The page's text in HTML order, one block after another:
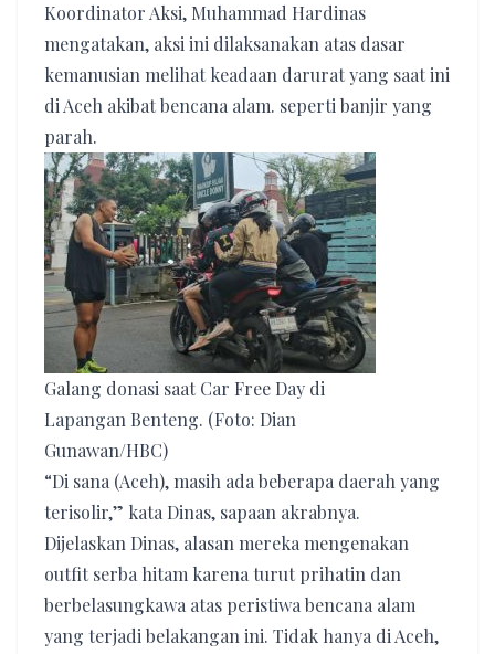
Koordinator Aksi, Muhammad Hardinas
mengatakan, aksi ini dilaksanakan atas dasar
kemanusian melihat keadaan darurat yang saat ini
di Aceh akibat bencana alam. seperti banjir yang
parah.
Galang donasi saat Car Free Day di
Lapangan Benteng. (Foto: Dian
Gunawan/HBC)
“Di sana (Aceh), masih ada beberapa daerah yang
terisolir,” kata Dinas, sapaan akrabnya.
Dijelaskan Dinas, alasan mereka mengenakan
outfit serba hitam karena turut prihatin dan
berbelasungkawa atas peristiwa bencana alam
yang terjadi belakangan ini. Tidak hanya di Aceh,